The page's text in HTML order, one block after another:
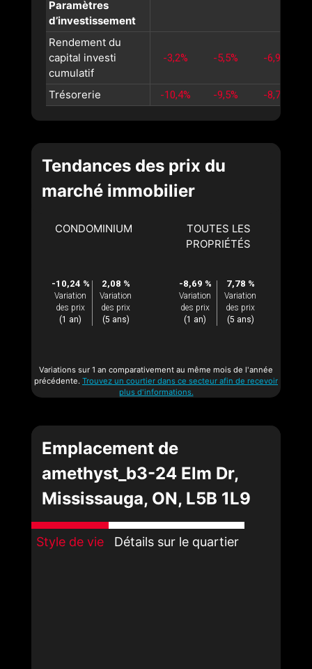
Paramètres
d’investissement
Rendement du
capital investi
cumulatif
-3,2% -5,5% -6,9%
Trésorerie -10,4% -9,5% -8,7%
Tendances des prix du
marché immobilier
CONDOMINIUM
-10,24 %
Variation
des prix
(1 an)
2,08 %
Variation
des prix
(5 ans)
TOUTES LES
PROPRIÉTÉS
-8,69 %
Variation
des prix
(1 an)
7,78 %
Variation
des prix
(5 ans)
Variations sur 1 an comparativement au même mois de l'année
précédente. Trouvez un courtier dans ce secteur afin de recevoir
plus d'informations.
Emplacement de
amethyst_b3-24 Elm Dr,
Mississauga, ON, L5B 1L9
Style de vie Détails sur le quartier